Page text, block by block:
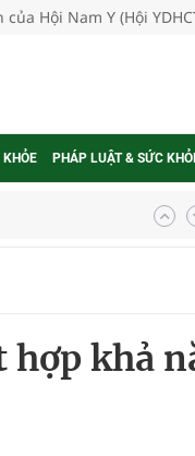
Hội Nam Y (Hội
PHÁP LUẬT & SỨC
khám theo yêu
hợp khả